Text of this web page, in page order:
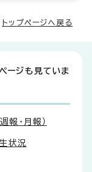
トップページへ戻る
ージも見ていま
・月報）
状況